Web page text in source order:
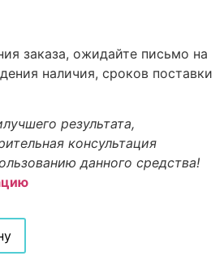
заказа, ожидайте письмо на
наличия, сроков поставки
результата,
консультация
данного средства!